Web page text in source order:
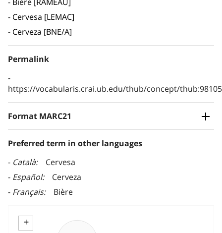
Cervesa [LEMAC]
Cerveza [BNE/A]
Permalink
https://vocabularis.crai.ub.edu/thub/concept/
Format MARC21
Preferred term in other languages
Català
Cervesa
Español
Cerveza
Français
Bière
+